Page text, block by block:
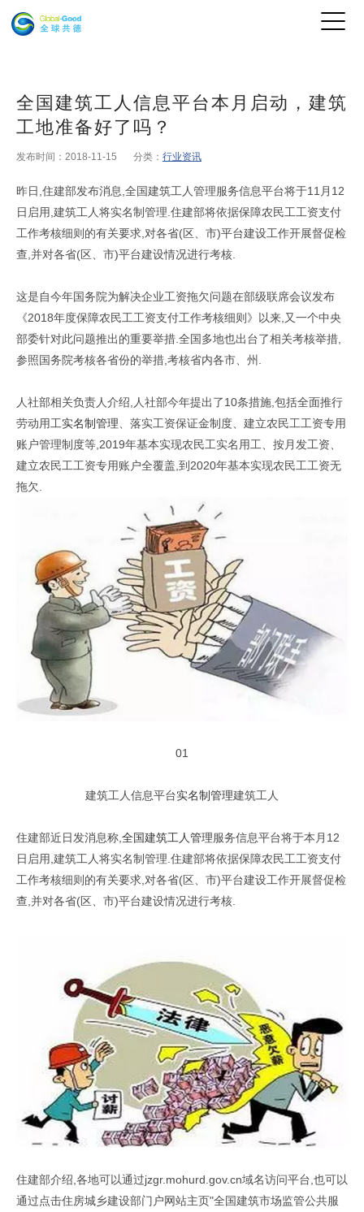
全国建筑工人信息平台本月启动，建筑
工地准备好了吗？
发布时间：2018-11-15 分类： 行业资讯
昨日,住建部发布消息,全国建筑工人管理服务信息平台将于11月12
日启用,建筑工人将实名制管理.住建部将依据保障农民工工资支付
工作考核细则的有关要求,对各省(区、市)平台建设工作开展督促检
查,并对各省(区、市)平台建设情况进行考核.
这是自今年国务院为解决企业工资拖欠问题在部级联席会议发布
《2018年度保障农民工工资支付工作考核细则》以来,又一个中央
部委针对此问题推出的重要举措.全国多地也出台了相关考核举措,
参照国务院考核各省份的举措,考核省内各市、州.
人社部相关负责人介绍,人社部今年提出了10条措施,包括全面推行
劳动用工实名制管理 、落实工资保证金制度、建立农民工工资专用
账户管理制度等,2019年基本实现农民工实名用工、按月发工资、
建立农民工工资专用账户全覆盖,到2020年基本实现农民工工资无
拖欠.
01
建筑工人信息平台实名制管理建筑工人
住建部近日发消息称, 全国建筑工人管理服务信息平台将于本月12
日启用,建筑工人将实名制管理.住建部将依据保障农民工工资支付
工作考核细则的有关要求,对各省(区、市)平台建设工作开展督促检
查,并对各省(区、市)平台建设情况进行考核.
住建部介绍,各地可以通过jzgr.mohurd.gov.cn域名访问平台,也可以
通过点击住房城乡建设部门户网站主页"全国建筑市场监管公共服